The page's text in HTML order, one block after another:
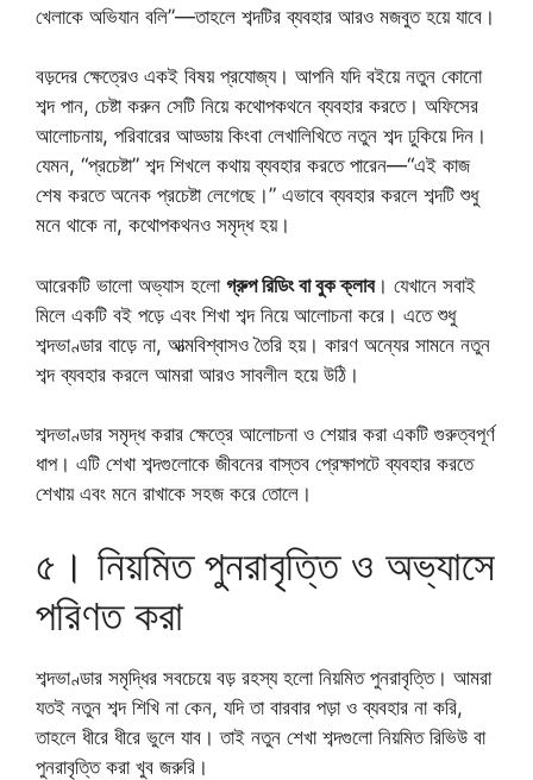
খেলাকে অভিযান বলি”—তাহলে শব্দটির ব্যবহার আরও মজবুত হয়ে যাবে।
বড়দের ক্ষেত্রেও একই বিষয় প্রযোজ্য। আপনি যদি বইয়ে নতুন কোনো
শব্দ পান, চেষ্টা করুন সেটি নিয়ে কথোপকথনে ব্যবহার করতে। অফিসের
আলোচনায়, পরিবারের আড্ডায় কিংবা লেখালিখিতে নতুন শব্দ ঢুকিয়ে দিন।
যেমন, “প্রচেষ্টা” শব্দ শিখলে কথায় ব্যবহার করতে পারেন—“এই কাজ
শেষ করতে অনেক প্রচেষ্টা লেগেছে।” এভাবে ব্যবহার করলে শব্দটি শুধু
মনে থাকে না, কথোপকথনও সমৃদ্ধ হয়।
আরেকটি ভালো অভ্যাস হলো গ্রুপ রিডিং বা বুক ক্লাব। যেখানে সবাই
মিলে একটি বই পড়ে এবং শিখা শব্দ নিয়ে আলোচনা করে। এতে শুধু
শব্দভাণ্ডার বাড়ে না, আত্মবিশ্বাসও তৈরি হয়। কারণ অন্যের সামনে নতুন
শব্দ ব্যবহার করলে আমরা আরও সাবলীল হয়ে উঠি।
শব্দভাণ্ডার সমৃদ্ধ করার ক্ষেত্রে আলোচনা ও শেয়ার করা একটি গুরুত্বপূর্ণ
ধাপ। এটি শেখা শব্দগুলোকে জীবনের বাস্তব প্রেক্ষাপটে ব্যবহার করতে
শেখায় এবং মনে রাখাকে সহজ করে তোলে।
৫। নিয়মিত পুনরাবৃত্তি ও অভ্যাসে
পরিণত করা
শব্দভাণ্ডার সমৃদ্ধির সবচেয়ে বড় রহস্য হলো নিয়মিত পুনরাবৃত্তি। আমরা
যতই নতুন শব্দ শিখি না কেন, যদি তা বারবার পড়া ও ব্যবহার না করি,
তাহলে ধীরে ধীরে ভুলে যাব। তাই নতুন শেখা শব্দগুলো নিয়মিত রিভিউ বা
পুনরাবৃত্তি করা খুব জরুরি।